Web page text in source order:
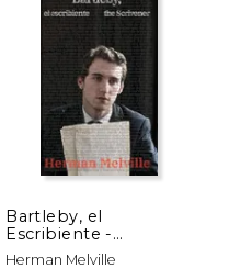
Bartleby, el
Escribiente -
Bartleby, the
Scrivener
Herman Melville